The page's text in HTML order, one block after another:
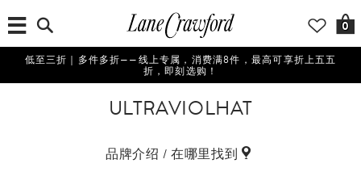
0
低至三折｜多件多折——线上专属，消费满8件，最高可享折上五五
折，即刻选购！
ULTRAVIOLHAT
品牌介绍 / 在哪里找到